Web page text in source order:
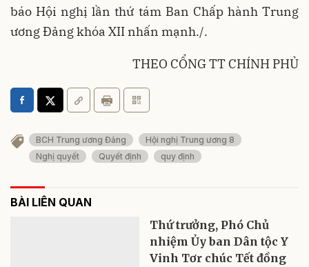
báo Hội nghị lần thứ tám Ban Chấp hành Trung
ương Đảng khóa XII nhấn mạnh./.
THEO CỔNG TT CHÍNH PHỦ
BCH Trung ương Đảng
Hội nghị Trung ương 8
Nghị quyết
Quyết định quy định
BÀI LIÊN QUAN
Thứ trưởng, Phó Chủ
nhiệm Ủy ban Dân tộc Y
Vinh Tơr chúc Tết đồng